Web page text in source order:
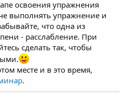
освоения упражнения
выполнять упражнение и
что одна из
- расслабление. При
сделать так, чтобы
месте и в это время,
.